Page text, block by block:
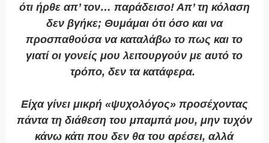
ότι ήρθε απ’ τον… παράδεισο! Απ’ τη κόλαση
δεν βγήκε; Θυμάμαι ότι όσο και να
προσπαθούσα να καταλάβω το πως και το
γιατί οι γονείς μου λειτουργούν με αυτό το
τρόπο, δεν τα κατάφερα.
Είχα γίνει μικρή «ψυχολόγος» προσέχοντας
πάντα τη διάθεση του μπαμπά μου, μην τυχόν
κάνω κάτι που δεν θα του αρέσει, αλλά